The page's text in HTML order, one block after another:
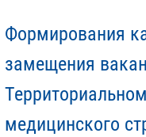
Формирования
замещения
медицинского